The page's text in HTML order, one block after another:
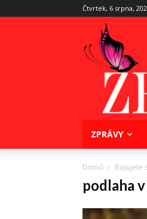
Čtvrtek, 6 srpna,
ZPRÁVY
Domů Bojujete
podlaha